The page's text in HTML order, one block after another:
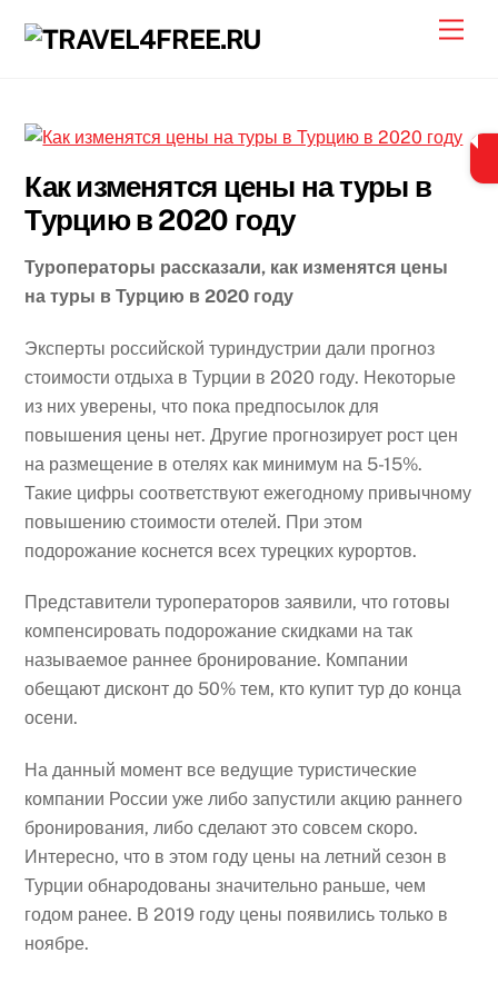
Как изменятся цены на туры в
Турцию в 2020 году
Туроператоры рассказали, как изменятся цены
на туры в Турцию в 2020 году
Эксперты российской туриндустрии дали прогноз
стоимости отдыха в Турции в 2020 году. Некоторые
из них уверены, что пока предпосылок для
повышения цены нет. Другие прогнозирует рост цен
на размещение в отелях как минимум на 5-15%.
Такие цифры соответствуют ежегодному привычному
повышению стоимости отелей. При этом
подорожание коснется всех турецких курортов.
Представители туроператоров заявили, что готовы
компенсировать подорожание скидками на так
называемое раннее бронирование. Компании
обещают дисконт до 50% тем, кто купит тур до конца
осени.
На данный момент все ведущие туристические
компании России уже либо запустили акцию раннего
бронирования, либо сделают это совсем скоро.
Интересно, что в этом году цены на летний сезон в
Турции обнародованы значительно раньше, чем
годом ранее. В 2019 году цены появились только в
ноябре.